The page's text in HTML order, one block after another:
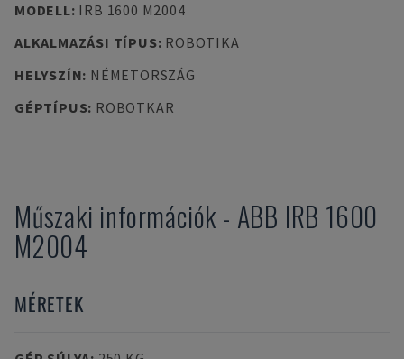
MODELL: IRB 1600 M2004
ALKALMAZÁSI TÍPUS: ROBOTIKA
HELYSZÍN: NÉMETORSZÁG
GÉPTÍPUS: ROBOTKAR
Műszaki információk - ABB IRB 1600
M2004
MÉRETEK